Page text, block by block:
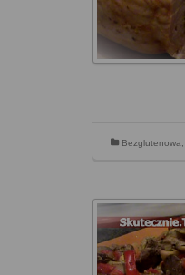
Bezglutenowa,